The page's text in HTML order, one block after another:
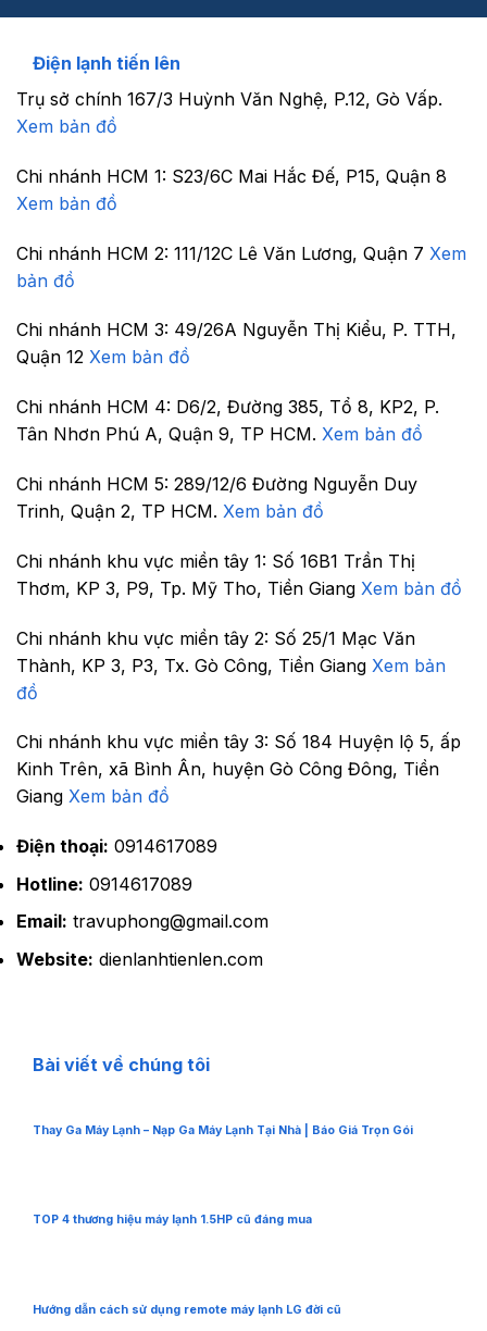
Điện lạnh tiến lên
Trụ sở chính 167/3 Huỳnh Văn Nghệ, P.12, Gò Vấp.
Xem bản đồ
Chi nhánh HCM 1: S23/6C Mai Hắc Đế, P15, Quận 8
Xem bản đồ
Chi nhánh HCM 2: 111/12C Lê Văn Lương, Quận 7 Xem
bản đồ
Chi nhánh HCM 3: 49/26A Nguyễn Thị Kiểu, P. TTH,
Quận 12 Xem bản đồ
Chi nhánh HCM 4: D6/2, Đường 385, Tổ 8, KP2, P.
Tân Nhơn Phú A, Quận 9, TP HCM. Xem bản đồ
Chi nhánh HCM 5: 289/12/6 Đường Nguyễn Duy
Trinh, Quận 2, TP HCM. Xem bản đồ
Chi nhánh khu vực miền tây 1: Số 16B1 Trần Thị
Thơm, KP 3, P9, Tp. Mỹ Tho, Tiền Giang Xem bản đồ
Chi nhánh khu vực miền tây 2: Số 25/1 Mạc Văn
Thành, KP 3, P3, Tx. Gò Công, Tiền Giang Xem bản
đồ
Chi nhánh khu vực miền tây 3: Số 184 Huyện lộ 5, ấp
Kinh Trên, xã Bình Ân, huyện Gò Công Đông, Tiền
Giang Xem bản đồ
Điện thoại: 0914617089
Hotline: 0914617089
Email: travuphong@gmail.com
Website: dienlanhtienlen.com
Bài viết về chúng tôi
Thay Ga Máy Lạnh – Nạp Ga Máy Lạnh Tại Nhà | Báo Giá Trọn Gói
TOP 4 thương hiệu máy lạnh 1.5HP cũ đáng mua
Hướng dẫn cách sử dụng remote máy lạnh LG đời cũ